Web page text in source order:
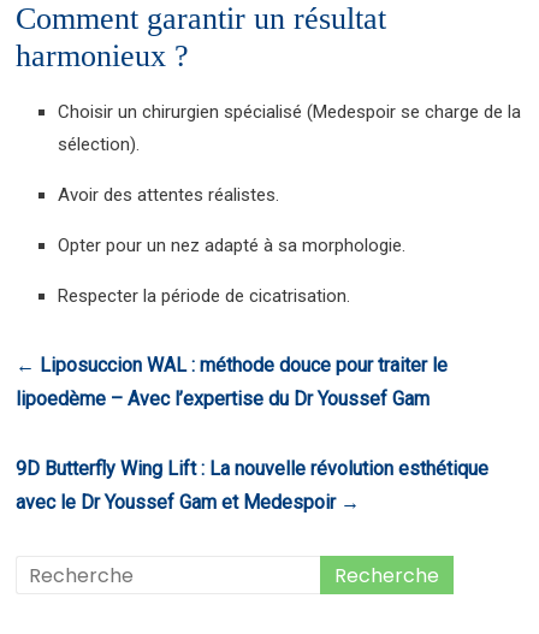
Comment garantir un résultat
harmonieux ?
Choisir un chirurgien spécialisé (Medespoir se charge de la
sélection).
Avoir des attentes réalistes.
Opter pour un nez adapté à sa morphologie.
Respecter la période de cicatrisation.
← Liposuccion WAL : méthode douce pour traiter le
lipoedème – Avec l’expertise du Dr Youssef Gam
9D Butterfly Wing Lift : La nouvelle révolution esthétique
avec le Dr Youssef Gam et Medespoir →